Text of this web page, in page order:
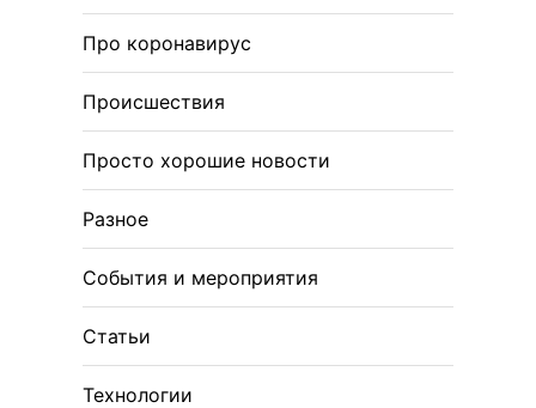
Про коронавирус
Происшествия
Просто хорошие новости
Разное
События и мероприятия
Статьи
Технологии